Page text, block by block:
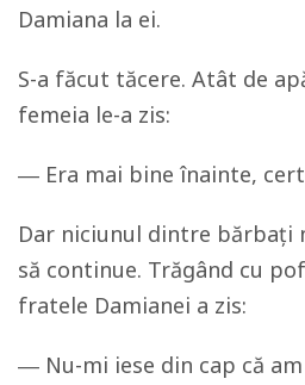
Damiana la ei.
S-a făcut tăcere. Atât de
femeia le-a zis:
― Era mai bine înainte,
Dar niciunul dintre bărbați
să continue. Trăgând cu
fratele Damianei a zis:
― Nu-mi iese din cap că